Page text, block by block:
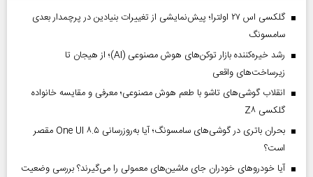
گلکسی اس ۲۷ اولترا؛ پیش‌نمایشی از تغییرات بنیادین در پرچمدار بعدی
سامسونگ
رشد خیره‌کننده بازار توکن‌های هوش مصنوعی (AI)؛ از هیجان تا
زیرساخت‌های واقعی
انقلاب گوشی‌های تاشو‌ با طعم هوش مصنوعی؛ معرفی و مقایسه خانواده
گلکسی Z۸
بحران باتری در گوشی‌های سامسونگ؛ آیا به‌روزرسانی One UI ۸.۵ مقصر
است؟
آیا خودروهای خودران جای ماشین‌های معمولی را می‌گیرند؟ بررسی وضعیت